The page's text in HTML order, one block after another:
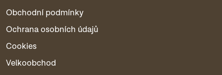
Obchodní podmínky
Ochrana osobních údajů
Cookies
Velkoobchod